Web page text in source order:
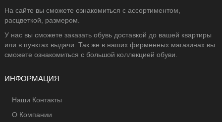
На сайте вы сможете ознакомиться с ассортиментом,
расцветкой, размером.
У нас вы сможете заказать обувь доставкой до вашей квартиры
или в пунктах выдачи. Так же в наших фирменных магазинах вы
сможете ознакомиться с большой коллекцией обуви.
ИНФОРМАЦИЯ
Наши Контакты
О Компании